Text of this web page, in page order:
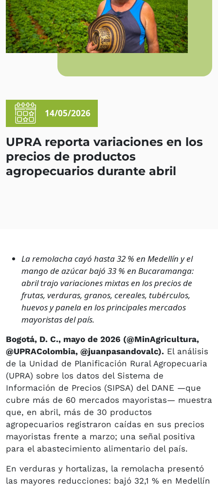
14/05/2026
UPRA reporta variaciones en los
precios de productos
agropecuarios durante abril
La remolacha cayó hasta 32 % en Medellín y el
mango de azúcar bajó 33 % en Bucaramanga:
abril trajo variaciones mixtas en los precios de
frutas, verduras, granos, cereales, tubérculos,
huevos y panela en los principales mercados
mayoristas del país.
Bogotá, D. C., mayo de 2026 (@MinAgricultura,
@UPRAColombia, @juanpasandovalc). El análisis
de la Unidad de Planificación Rural Agropecuaria
(UPRA) sobre los datos del Sistema de
Información de Precios (SIPSA) del DANE —que
cubre más de 60 mercados mayoristas— muestra
que, en abril, más de 30 productos
agropecuarios registraron caídas en sus precios
mayoristas frente a marzo; una señal positiva
para el abastecimiento alimentario del país.
En verduras y hortalizas, la remolacha presentó
las mayores reducciones: bajó 32,1 % en Medellín